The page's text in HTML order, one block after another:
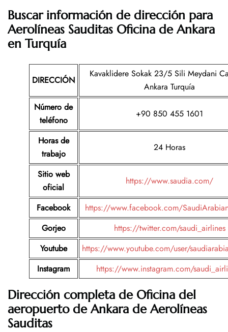
Buscar información de dirección para
Aerolíneas Sauditas Oficina de Ankara
en Turquía
DIRECCIÓN
Kavaklidere Sokak 23/5 Sili Meydani
Ankara Turquía
Número de
teléfono
+90 850 455 1601
Horas de
trabajo
24 Horas
Sitio web
oficial
https://www.saudia.com/
Facebook
https://www.facebook.com/
Gorjeo
https://twitter.com/saudi_airlines
Youtube
https://www.youtube.com/user/
Instagram
https://www.instagram.com/
Dirección completa de Oficina del
aeropuerto deAnkara de Aerolíneas
Sauditas